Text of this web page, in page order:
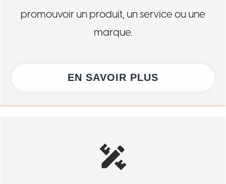
promouvoir un produit, un service ou une
marque.
EN SAVOIR PLUS